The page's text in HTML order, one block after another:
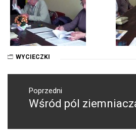
WYCIECZKI
Nawigacja
wpisuPoprzedni
Poprzedni
Wśród pól